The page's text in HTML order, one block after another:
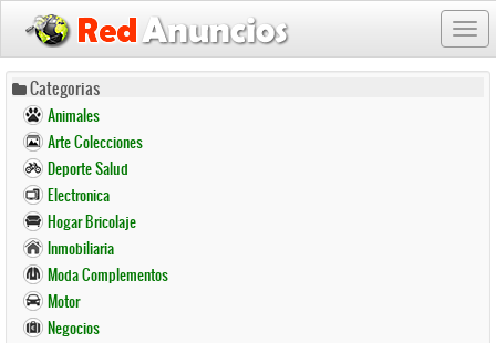
Pasar
contenido
principal
Categorias
Animales
Arte Colecciones
Deporte Salud
Electronica
Hogar Bricolaje
Inmobiliaria
Moda Complementos
Motor
Negocios